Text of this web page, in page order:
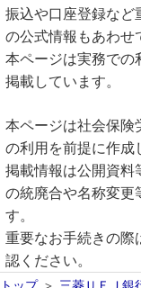
振込や口座登録など
の公式情報もあわせ
本ページは実務での
掲載しています。
本ページは社会保険
の利用を前提に作成
掲載情報は公開資料
の統廃合や名称変更
す。
重要なお手続きの際
認ください。